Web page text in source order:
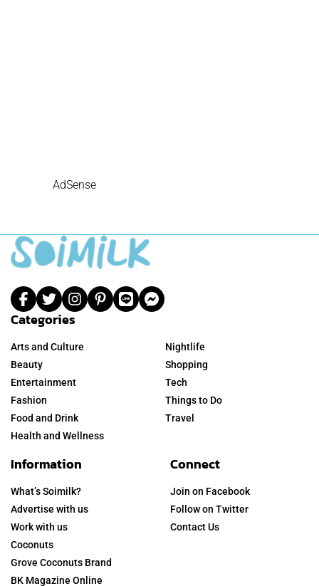
AdSense
Categories
Arts and Culture
Beauty
Entertainment
Fashion
Food and Drink
Health and Wellness
Nightlife
Shopping
Tech
Things to Do
Travel
Information
What’s Soimilk?
Advertise with us
Work with us
Coconuts
Grove Coconuts Brand
BK Magazine Online
Connect
Join on Facebook
Follow on Twitter
Contact Us